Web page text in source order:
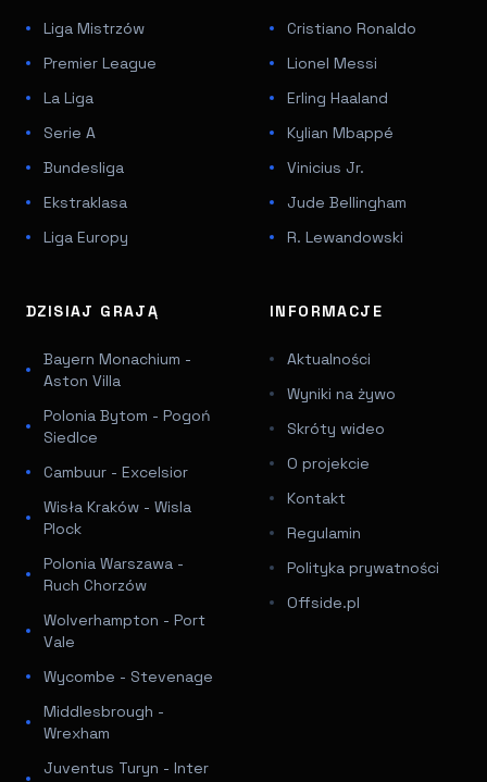
Liga Mistrzów
Premier League
La Liga
Serie A
Bundesliga
Ekstraklasa
Liga Europy
Cristiano Ronaldo
Lionel Messi
Erling Haaland
Kylian Mbappé
Vinicius Jr.
Jude Bellingham
R. Lewandowski
DZISIAJ GRAJĄ
Bayern Monachium -
Aston Villa
Polonia Bytom - Pogoń
Siedlce
Cambuur - Excelsior
Wisła Kraków - Wisla
Plock
Polonia Warszawa -
Ruch Chorzów
Wolverhampton - Port
Vale
Wycombe - Stevenage
Middlesbrough -
Wrexham
Juventus Turyn - Inter
INFORMACJE
Aktualności
Wyniki na żywo
Skróty wideo
O projekcie
Kontakt
Regulamin
Polityka prywatności
Offside.pl